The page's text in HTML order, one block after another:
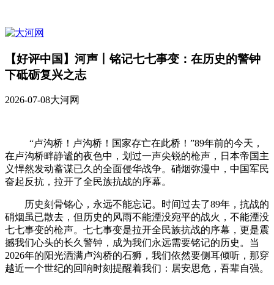
【好评中国】河声丨铭记七七事变：在历史的警钟
下砥砺复兴之志
2026-07-08大河网
“卢沟桥！卢沟桥！国家存亡在此桥！”89年前的今天，
在卢沟桥畔静谧的夜色中，划过一声尖锐的枪声，日本帝国主
义悍然发动蓄谋已久的全面侵华战争。硝烟弥漫中，中国军民
奋起反抗，拉开了全民族抗战的序幕。
历史刻骨铭心，永远不能忘记。时间过去了89年，抗战的
硝烟虽已散去，但历史的风雨不能湮没宛平的战火，不能湮没
七七事变的枪声。七七事变是拉开全民族抗战的序幕，更是震
撼我们心头的长久警钟，成为我们永远需要铭记的历史。当
2026年的阳光洒满卢沟桥的石狮，我们依然要侧耳倾听，那穿
越近一个世纪的回响时刻提醒着我们：居安思危，吾辈自强。